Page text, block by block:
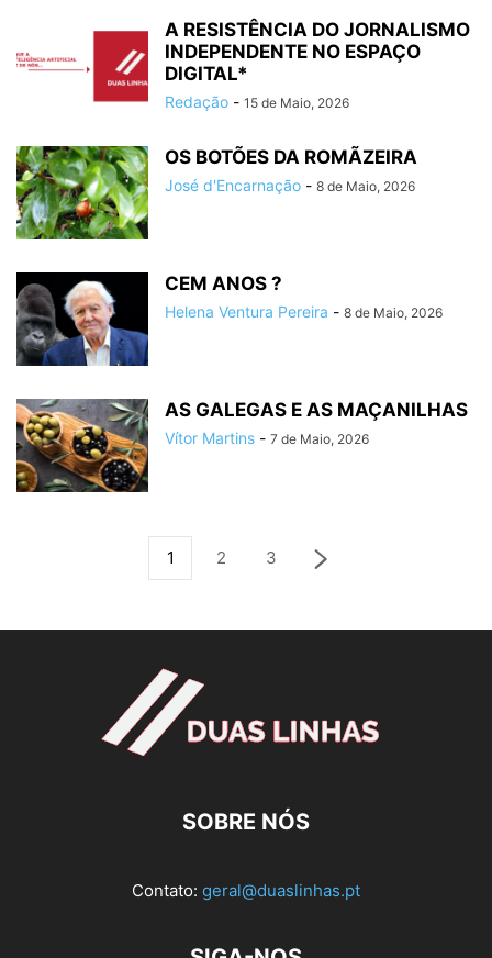
A RESISTÊNCIA DO JORNALISMO
INDEPENDENTE NO ESPAÇO
DIGITAL*
Redação - 15 de Maio, 2026
OS BOTÕES DA ROMÃZEIRA
José d'Encarnação - 8 de Maio, 2026
CEM ANOS ?
Helena Ventura Pereira - 8 de Maio, 2026
AS GALEGAS E AS MAÇANILHAS
Vítor Martins - 7 de Maio, 2026
1 2 3
SOBRE NÓS
Contato: geral@duaslinhas.pt